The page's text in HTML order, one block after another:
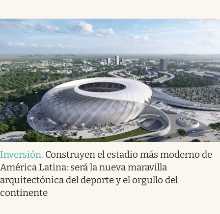
Inversión. Construyen el estadio más moderno de
América Latina: será la nueva maravilla
arquitectónica del deporte y el orgullo del
continente